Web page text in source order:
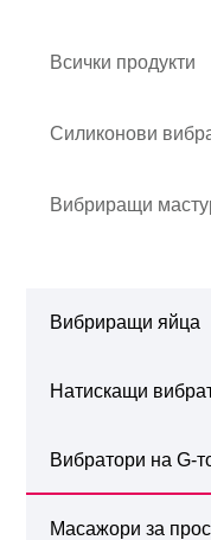
Всички продукти
Силиконови
Вибриращи
Вибриращи яйца
Натискащи
Вибратори на G-
Масажори за